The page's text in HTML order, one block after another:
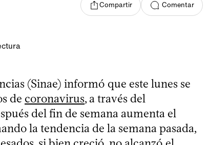
Compartir Comentar
(Sinae) informó que este lunes se
de coronavirus, a través del
del fin de semana aumenta el
la tendencia de la semana pasada,